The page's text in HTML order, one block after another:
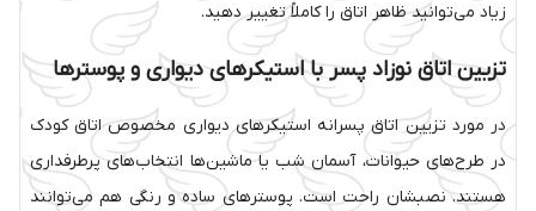
زیاد می‌توانید ظاهر اتاق را کاملاً تغییر دهید.
تزیین اتاق نوزاد پسر با استیکرهای دیواری و پوسترها
در مورد تزیین اتاق پسرانه استیکرهای دیواری مخصوص اتاق کودک
در طرح‌های حیوانات، آسمان شب یا ماشین‌ها انتخاب‌های پرطرفداری
هستند. نصبشان راحت است. پوسترهای ساده و رنگی هم می‌توانند